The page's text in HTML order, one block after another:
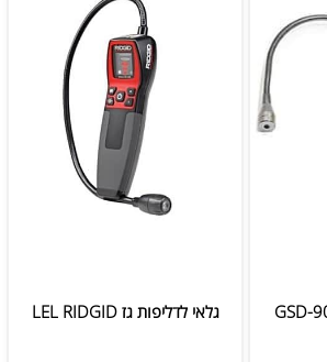
גלאי לדליפות גז LEL RIDGID